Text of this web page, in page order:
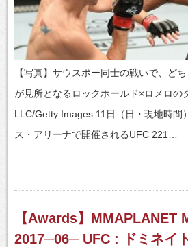
【写真】サウスポー同士の戦いで、ど
が見所となるロックホールド×ロメロの
LLC/Getty Images 11日（日・現地時間
ス・アリーナで開催されるUFC 221…
【Awards】MMAPLANET
2017─06─ UFC : ドミネイ